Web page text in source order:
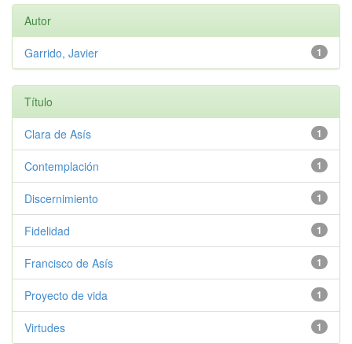
Autor
1
Garrido, Javier
Título
1
Clara de Asís
1
Contemplación
1
Discernimiento
1
Fidelidad
1
Francisco de Asís
1
Proyecto de vida
1
Virtudes